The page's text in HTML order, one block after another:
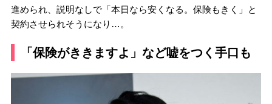
進められ、説明なしで「本日なら安くなる。保険もきく」と
契約させられそうになり…。
「保険がききますよ」など嘘をつく手口も